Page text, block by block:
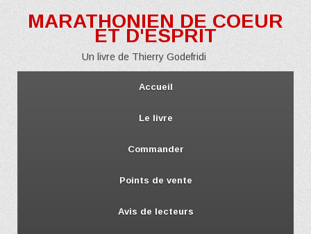
MARATHONIEN DE COEUR
ET D'ESPRIT
Un livre de Thierry Godefridi
Accueil
Le livre
Commander
Points de vente
Avis de lecteurs